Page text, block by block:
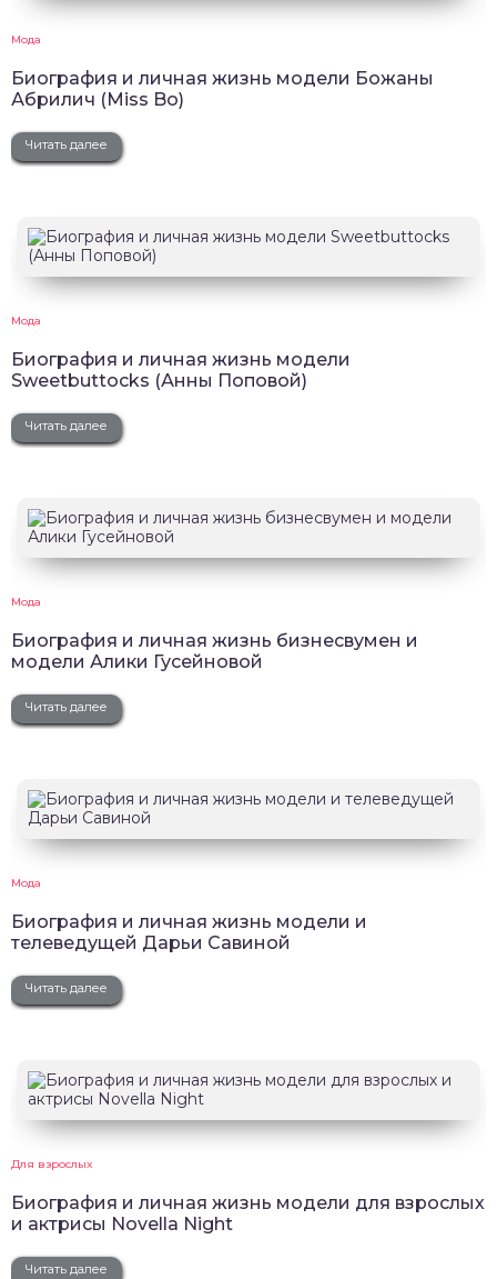
Мода
Биография и личная жизнь модели Божаны
Абрилич (Miss Bo)
Читать далее
Мода
Биография и личная жизнь модели
Sweetbuttocks (Анны Поповой)
Читать далее
Мода
Биография и личная жизнь бизнесвумен и
модели Алики Гусейновой
Читать далее
Мода
Биография и личная жизнь модели и
телеведущей Дарьи Савиной
Читать далее
Для взрослых
Биография и личная жизнь модели для взрослых
и актрисы Novella Night
Читать далее